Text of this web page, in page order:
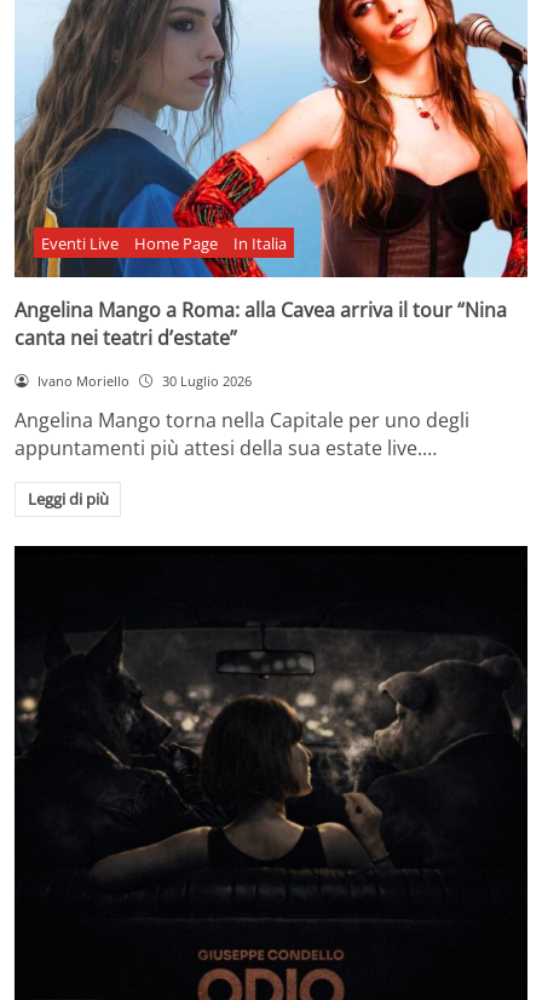
Eventi Live Home Page In Italia
Angelina Mango a Roma: alla Cavea arriva il tour “Nina
canta nei teatri d’estate”
Ivano Moriello 30 Luglio 2026
Angelina Mango torna nella Capitale per uno degli
appuntamenti più attesi della sua estate live.…
Leggi di più